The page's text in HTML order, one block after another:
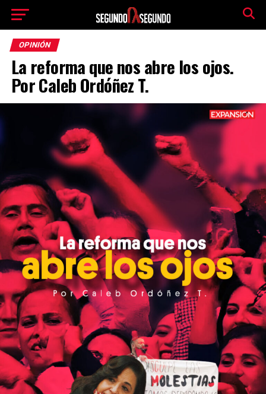
OPINIÓN
La reforma que nos abre los ojos.
Por Caleb Ordóñez T.